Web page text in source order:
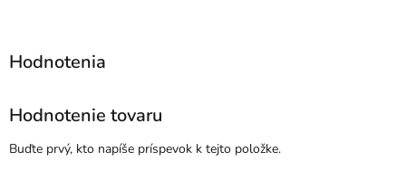
Hodnotenie tovaru
Buďte prvý, kto napíše príspevok k tejto položke.